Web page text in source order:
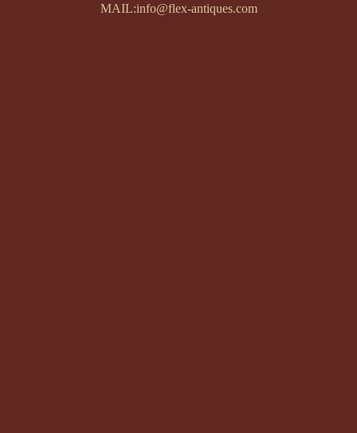
MAIL:info@flex-antiques.com